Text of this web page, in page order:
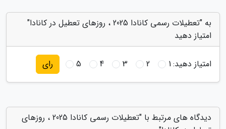
به "تعطیلات رسمی کانادا 2025 ، روزهای تعطیل در کانادا"
امتیاز دهید
امتیاز دهید:1
2
3
4
5 رای
دیدگاه های مرتبط با "تعطیلات رسمی کانادا 2025 ، روزهای